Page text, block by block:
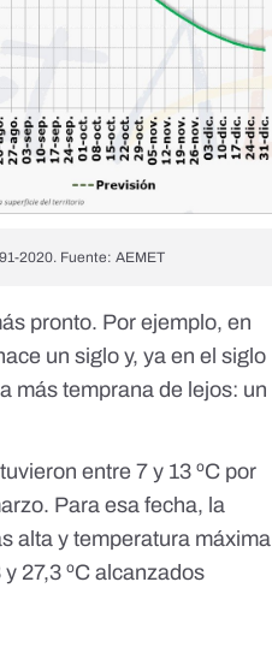
2020. Fuente: AEMET
pronto. Por ejemplo, en
un siglo y, ya en el siglo
más temprana de lejos: un
entre 7 y 13 ºC por
Para esa fecha, la
alta y temperatura máxima
27,3 ºC alcanzados